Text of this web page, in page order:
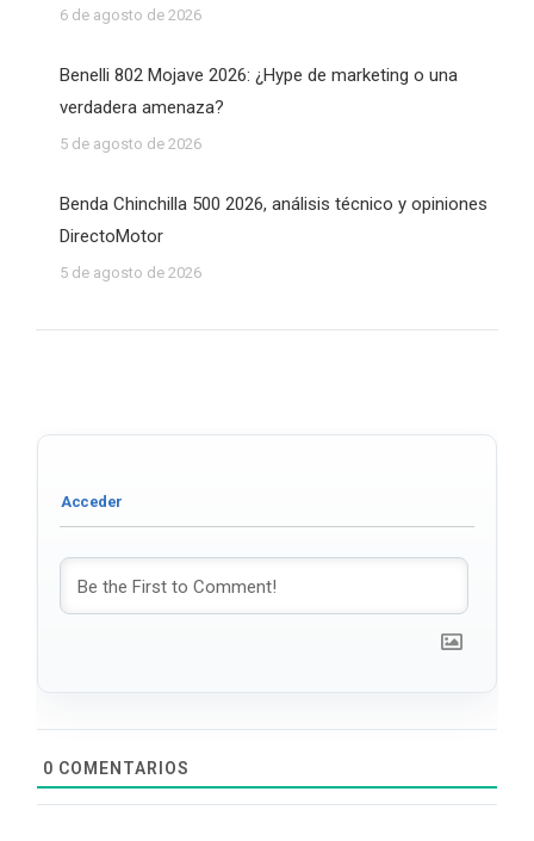
6 de agosto de 2026
Benelli 802 Mojave 2026: ¿Hype de marketing o una
verdadera amenaza?
5 de agosto de 2026
Benda Chinchilla 500 2026, análisis técnico y opiniones
DirectoMotor
5 de agosto de 2026
0 COMENTARIOS